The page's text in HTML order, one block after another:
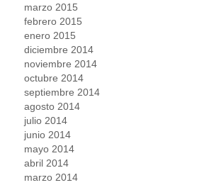
marzo 2015
febrero 2015
enero 2015
diciembre 2014
noviembre 2014
octubre 2014
septiembre 2014
agosto 2014
julio 2014
junio 2014
mayo 2014
abril 2014
marzo 2014